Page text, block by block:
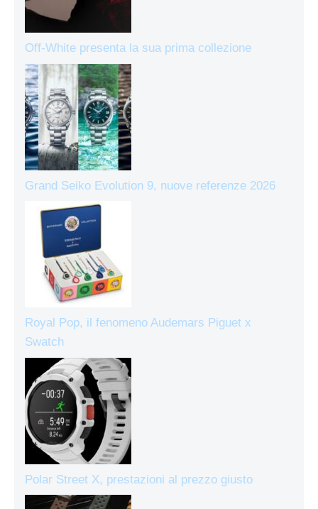
Off-White presenta la sua prima collezione
Grand Seiko Evolution 9, nuove referenze 2026
Royal Pop, il fenomeno Audemars Piguet x
Swatch
Polar Street X, prestazioni al prezzo giusto